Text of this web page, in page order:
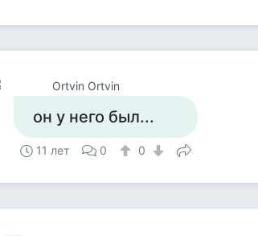
Ortvin Ortvin
он у него был...
11 лет 0 0